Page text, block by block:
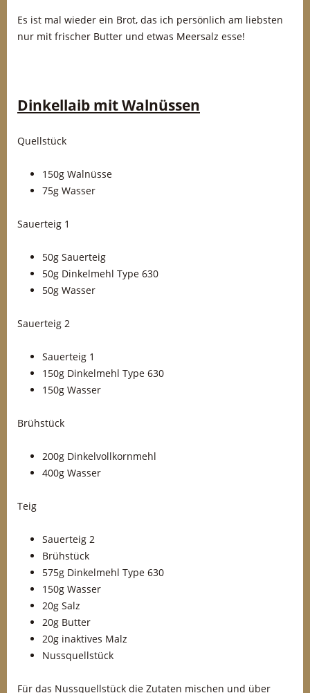
Es ist mal wieder ein Brot, das ich persönlich am liebsten
nur mit frischer Butter und etwas Meersalz esse!
Dinkellaib mit Walnüssen
Quellstück
150g Walnüsse
75g Wasser
Sauerteig 1
50g Sauerteig
50g Dinkelmehl Type 630
50g Wasser
Sauerteig 2
Sauerteig 1
150g Dinkelmehl Type 630
150g Wasser
Brühstück
200g Dinkelvollkornmehl
400g Wasser
Teig
Sauerteig 2
Brühstück
575g Dinkelmehl Type 630
150g Wasser
20g Salz
20g Butter
20g inaktives Malz
Nussquellstück
Für das Nussquellstück die Zutaten mischen und über